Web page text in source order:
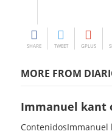
SHARE TWEET GPLUS
MORE FROM
Immanuel kant